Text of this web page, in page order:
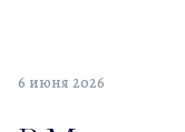
6 июня 2026